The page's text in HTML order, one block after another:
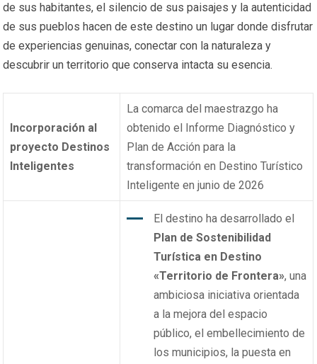
de sus habitantes, el silencio de sus paisajes y la autenticidad
de sus pueblos hacen de este destino un lugar donde disfrutar
de experiencias genuinas, conectar con la naturaleza y
descubrir un territorio que conserva intacta su esencia.
Incorporación al
proyecto Destinos
Inteligentes
La comarca del maestrazgo ha
obtenido el Informe Diagnóstico y
Plan de Acción para la
transformación en Destino Turístico
Inteligente en junio de 2026
El destino ha desarrollado el
Plan de Sostenibilidad
Turística en Destino
«Territorio de Frontera», una
ambiciosa iniciativa orientada
a la mejora del espacio
público, el embellecimiento de
los municipios, la puesta en